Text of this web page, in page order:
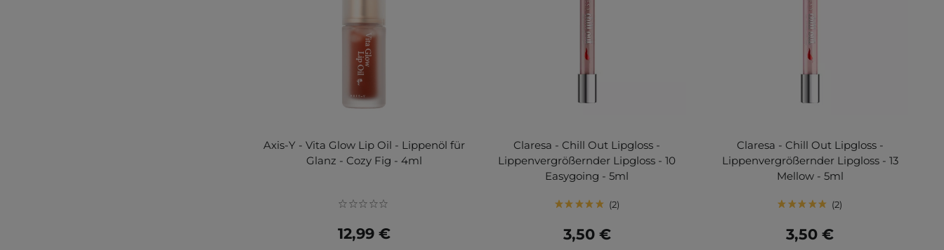
Axis-Y - Vita Glow Lip Oil - Lippenöl für
Glanz - Cozy Fig - 4ml
12,99 €
Claresa - Chill Out Lipgloss -
Lippenvergrößernder Lipgloss - 10
Easygoing - 5ml
2
3,50 €
Claresa - Chill Out Lipgloss -
Lippenvergrößernder Lipgloss - 13
Mellow - 5ml
2
3,50 €